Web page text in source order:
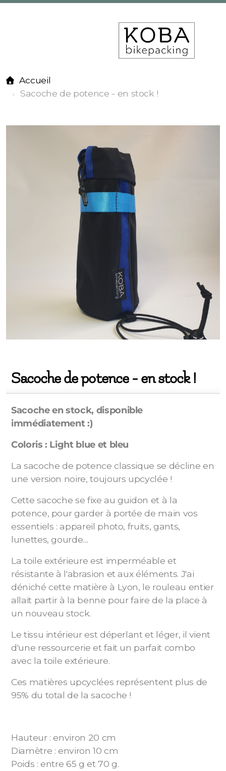
Accueil
Sacoche de potence - en stock !
Sacoche de potence - en stock !
Sacoche en stock, disponible
immédiatement :)
Coloris : Light blue et bleu
La sacoche de potence classique se décline en
une version noire, toujours upcyclée !
Cette sacoche se fixe au guidon et à la
potence, pour garder à portée de main vos
essentiels : appareil photo, fruits, gants,
lunettes, gourde....
La toile extérieure est imperméable et
résistante à l'abrasion et aux éléments. J'ai
déniché cette matière à Lyon, le rouleau entier
allait partir à la benne pour faire de la place à
un nouveau stock.
Le tissu intérieur est déperlant et léger, il vient
d'une ressourcerie et fait un parfait combo
avec la toile extérieure.
Ces matières upcyclées représentent plus de
95% du total de la sacoche !
Hauteur : environ 20 cm
Diamètre : environ 10 cm
Poids : entre 65 g et 70 g.